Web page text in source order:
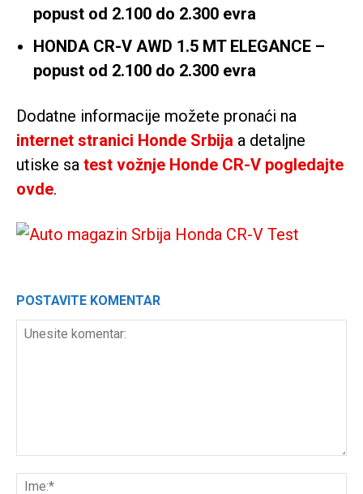
popust od 2.100 do 2.300 evra
HONDA CR-V AWD 1.5 MT ELEGANCE –
popust od 2.100 do 2.300 evra
Dodatne informacije možete pronaći na
internet stranici Honde Srbija a detaljne
utiske sa test vožnje Honde CR-V pogledajte
ovde.
POSTAVITE KOMENTAR
komentar: